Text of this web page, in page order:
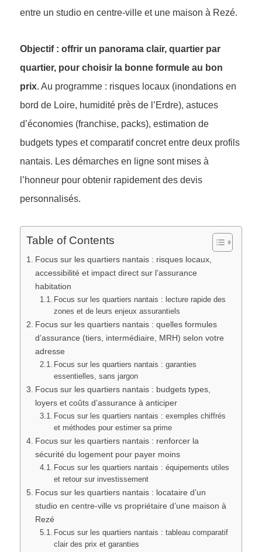
entre un studio en centre-ville et une maison à Rezé.
Objectif : offrir un panorama clair, quartier par
quartier, pour choisir la bonne formule au bon
prix. Au programme : risques locaux (inondations en
bord de Loire, humidité près de l’Erdre), astuces
d’économies (franchise, packs), estimation de
budgets types et comparatif concret entre deux profils
nantais. Les démarches en ligne sont mises à
l’honneur pour obtenir rapidement des devis
personnalisés.
Table of Contents
Focus sur les quartiers nantais : risques locaux,
accessibilité et impact direct sur l’assurance
habitation
Focus sur les quartiers nantais : lecture rapide des
zones et de leurs enjeux assurantiels
Focus sur les quartiers nantais : quelles formules
d’assurance (tiers, intermédiaire, MRH) selon votre
adresse
Focus sur les quartiers nantais : garanties
essentielles, sans jargon
Focus sur les quartiers nantais : budgets types,
loyers et coûts d’assurance à anticiper
Focus sur les quartiers nantais : exemples chiffrés
et méthodes pour estimer sa prime
Focus sur les quartiers nantais : renforcer la
sécurité du logement pour payer moins
Focus sur les quartiers nantais : équipements utiles
et retour sur investissement
Focus sur les quartiers nantais : locataire d’un
studio en centre-ville vs propriétaire d’une maison à
Rezé
Focus sur les quartiers nantais : tableau comparatif
clair des prix et garanties